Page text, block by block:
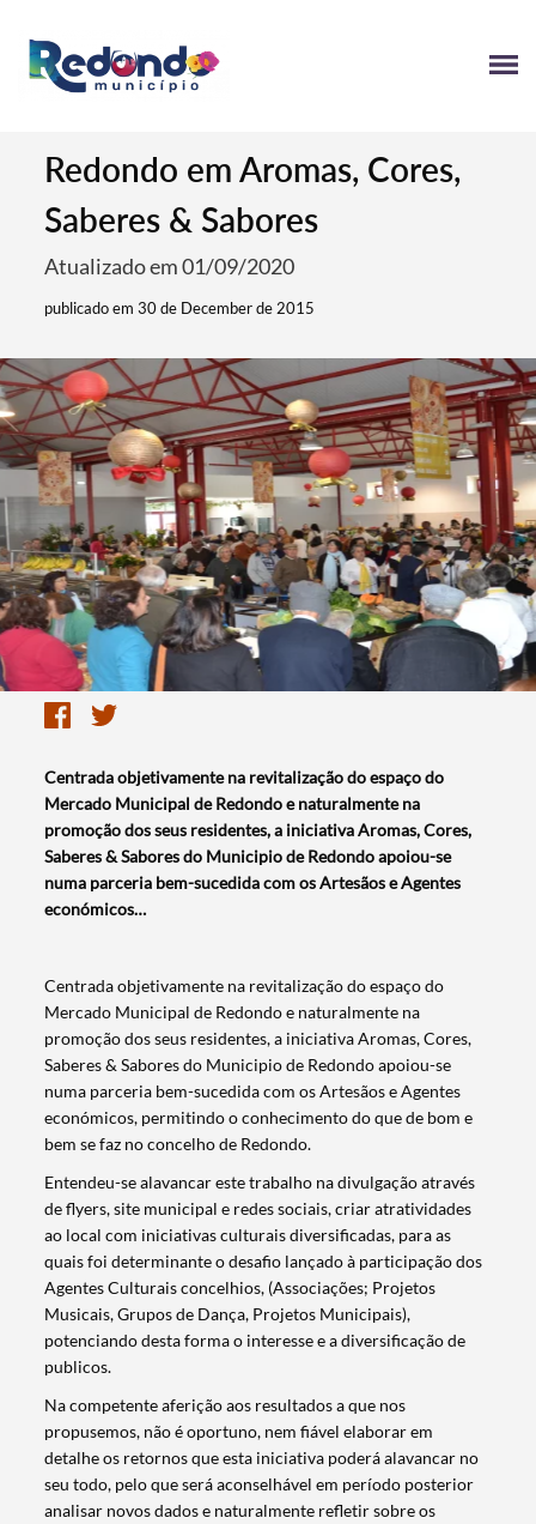
Redondo em Aromas, Cores,
Saberes & Sabores
Atualizado em 01/09/2020
publicado em 30 de December de 2015
​Centrada objetivamente na revitalização do espaço do
Mercado Municipal de Redondo e naturalmente na
promoção dos seus residentes, a iniciativa Aromas, Cores,
Saberes & Sabores do Municipio de Redondo apoiou-se
numa parceria bem-sucedida com os Artesãos e Agentes
económicos…
Centrada objetivamente na revitalização do espaço do
Mercado Municipal de Redondo e naturalmente na
promoção dos seus residentes, a iniciativa Aromas, Cores,
Saberes & Sabores do Municipio de Redondo apoiou-se
numa parceria bem-sucedida com os Artesãos e Agentes
económicos, permitindo o conhecimento do que de bom e
bem se faz no concelho de Redondo.
Entendeu-se alavancar este trabalho na divulgação através
de flyers, site municipal e redes sociais, criar atratividades
ao local com iniciativas culturais diversificadas, para as
quais foi determinante o desafio lançado à participação dos
Agentes Culturais concelhios, (Associações; Projetos
Musicais, Grupos de Dança, Projetos Municipais),
potenciando desta forma o interesse e a diversificação de
publicos.
Na competente aferição aos resultados a que nos
propusemos, não é oportuno, nem fiável elaborar em
detalhe os retornos que esta iniciativa poderá alavancar no
seu todo, pelo que será aconselhável em período posterior
analisar novos dados e naturalmente refletir sobre os